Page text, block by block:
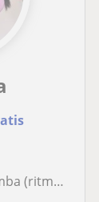
bachata, reggaetón)